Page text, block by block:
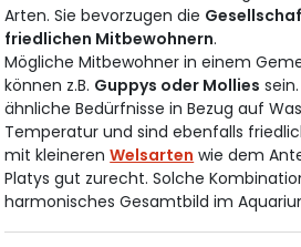
Arten. Sie bevorzugen die
friedlichen Mitbewohnern.
Mögliche Mitbewohner in einem
können z.B. Guppys oder Mollies
ähnliche Bedürfnisse in Bezug auf
Temperatur und sind ebenfalls
mit kleinerenWelsarten wie dem
Platys gut zurecht. Solche
harmonisches Gesamtbild im